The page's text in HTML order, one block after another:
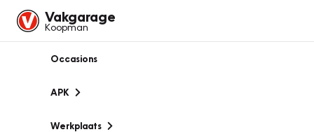
Vakgarage
Koopman
Occasions
APK
Werkplaats